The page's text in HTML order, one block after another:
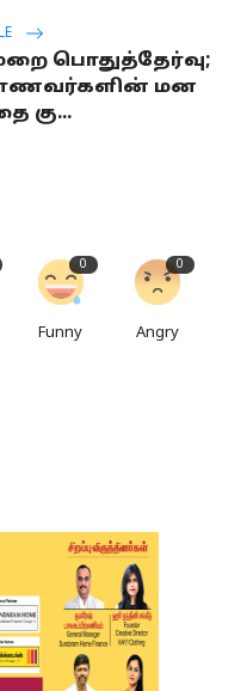
பொதுத்தேர்வு;
மாணவர்களின் மன
கு...
0
Funny
0
Angry